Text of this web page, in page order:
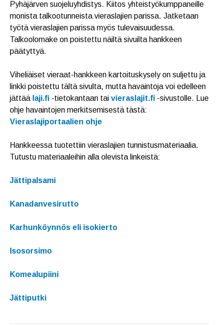
Pyhäjärven suojeluyhdistys. Kiitos yhteistyökumppaneille
monista talkootunneista vieraslajien parissa. Jatketaan
työtä vieraslajien parissa myös tulevaisuudessa.
Talkoolomake on poistettu näiltä sivuilta hankkeen
päätyttyä.
Viheliäiset vieraat-hankkeen kartoituskysely on suljettu ja
linkki poistettu tältä sivulta, mutta havaintoja voi edelleen
jättää laji.fi -tietokantaan tai vieraslajit.fi -sivustolle. Lue
ohje havaintojen merkitsemisestä tästä:
Vieraslajiportaalien ohje
Hankkeessa tuotettiin vieraslajien tunnistusmateriaalia.
Tutustu materiaaleihin alla olevista linkeistä:
Jättipalsami
Kanadanvesirutto
Karhunköynnös eli isokierto
Isosorsimo
Komealupiini
Jättiputki